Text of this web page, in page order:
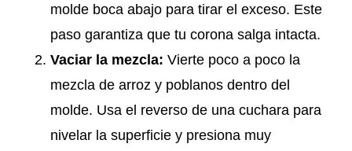
molde boca abajo para tirar el exceso. Este
paso garantiza que tu corona salga intacta.
Vaciar la mezcla: Vierte poco a poco la
mezcla de arroz y poblanos dentro del
molde. Usa el reverso de una cuchara para
nivelar la superficie y presiona muy